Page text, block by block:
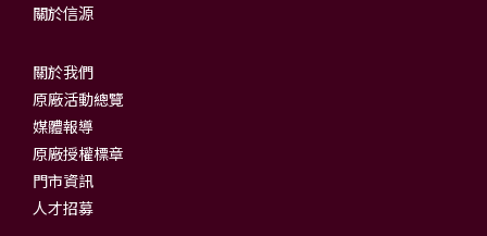
關於信源
關於我們
原廠活動總覽
媒體報導
原廠授權標章
門市資訊
人才招募